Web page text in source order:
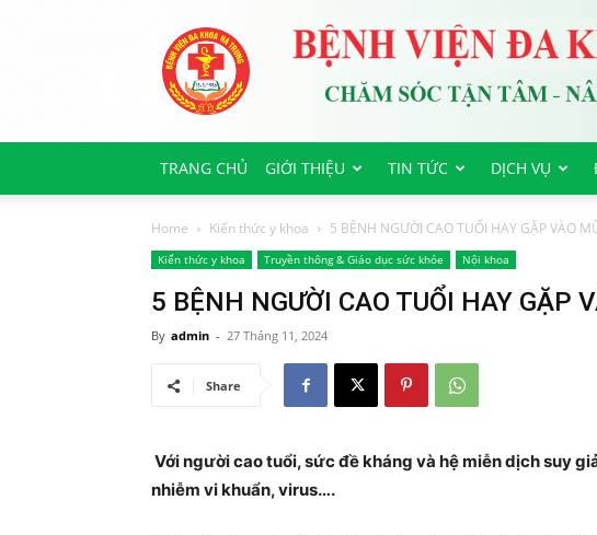
Bệnh
viện
Đa
Khoa
Trung
TRANG CHỦ
GIỚI THIỆU TIN TỨC DỊCH VỤ
Home Kiến thức y khoa 5 BỆNH NGƯỜI CAO TUỔI HAY GẶP VÀO
Kiến thức y khoa Truyền thông & Giáo dục sức khỏe Nội khoa
5 BỆNH NGƯỜI CAO TUỔI HAY GẶP
By admin - 27 Tháng 11, 2024
Share
Với người cao tuổi, sức đề kháng và hệ miễn dịch suy
nhiễm vi khuẩn, virus….